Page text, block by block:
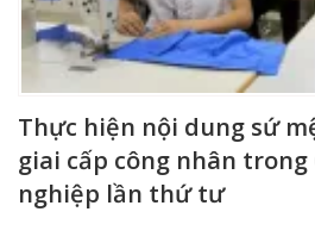
Thực hiện nội dung sứ
giai cấp công nhân trong
nghiệp lần thứ tư